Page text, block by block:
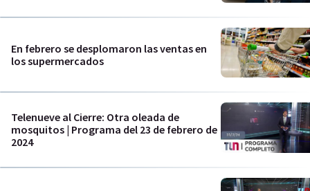
En febrero se desplomaron las ventas en
los supermercados
Telenueve al Cierre: Otra oleada de
mosquitos | Programa del 23 de febrero de
2024